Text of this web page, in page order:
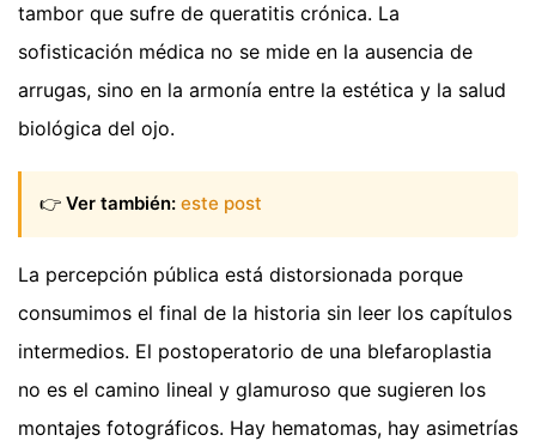
tambor que sufre de queratitis crónica. La
sofisticación médica no se mide en la ausencia de
arrugas, sino en la armonía entre la estética y la salud
biológica del ojo.
👉 Ver también: este post
La percepción pública está distorsionada porque
consumimos el final de la historia sin leer los capítulos
intermedios. El postoperatorio de una blefaroplastia
no es el camino lineal y glamuroso que sugieren los
montajes fotográficos. Hay hematomas, hay asimetrías